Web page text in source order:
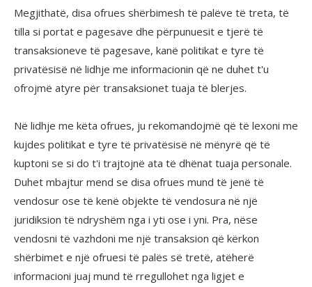
Megjithatë, disa ofrues shërbimesh të palëve të treta, të
tilla si portat e pagesave dhe përpunuesit e tjerë të
transaksioneve të pagesave, kanë politikat e tyre të
privatësisë në lidhje me informacionin që ne duhet t'u
ofrojmë atyre për transaksionet tuaja të blerjes.
Në lidhje me këta ofrues, ju rekomandojmë që të lexoni me
kujdes politikat e tyre të privatësisë në mënyrë që të
kuptoni se si do t'i trajtojnë ata të dhënat tuaja personale.
Duhet mbajtur mend se disa ofrues mund të jenë të
vendosur ose të kenë objekte të vendosura në një
juridiksion të ndryshëm nga i yti ose i yni. Pra, nëse
vendosni të vazhdoni me një transaksion që kërkon
shërbimet e një ofruesi të palës së tretë, atëherë
informacioni juaj mund të rregullohet nga ligjet e